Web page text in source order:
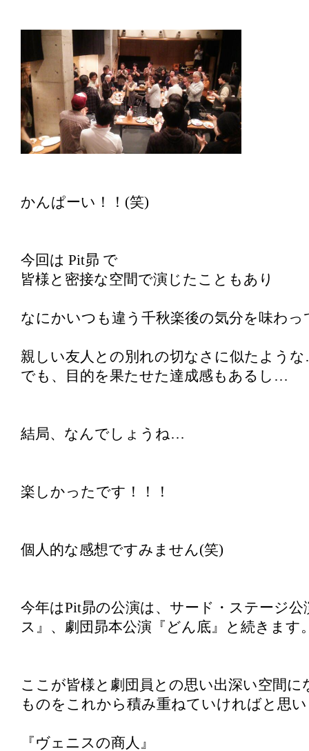
かんぱーい！！(笑)
今回は Pit昴 で
皆様と密接な空間で演じたこともあり
なにかいつも違う千秋楽後の気分を味わっ
親しい友人との別れの切なさに似たよう
でも、目的を果たせた達成感もあるし…
結局、なんでしょうね…
楽しかったです！！！
個人的な感想ですみません(笑)
今年はPit昴の公演は、サード・ステージ公
ス』、劇団昴本公演『どん底』と続きます
ここが皆様と劇団員との思い出深い空間に
ものをこれから積み重ねていければと思
『ヴェニスの商人』